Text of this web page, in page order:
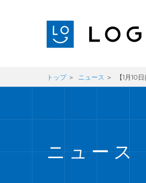
トップ ニュース 【1月10
ニュース